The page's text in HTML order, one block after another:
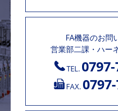
FA機器のお問
営業部二課・ハー
TEL.
FAX.